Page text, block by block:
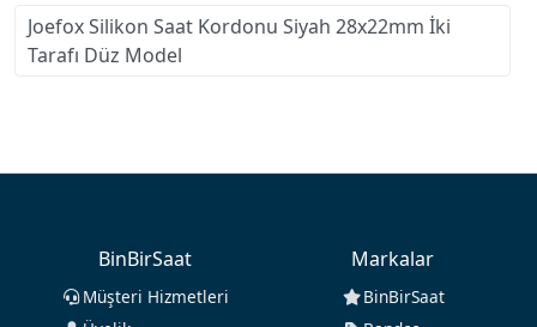
Joefox Silikon Saat Kordonu Siyah 28x22mm İki
Tarafı Düz Model
BinBirSaat
Müşteri Hizmetleri
Markalar
BinBirSaat